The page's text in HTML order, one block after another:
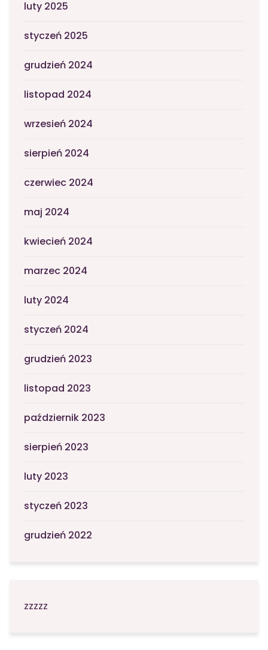
luty 2025
styczeń 2025
grudzień 2024
listopad 2024
wrzesień 2024
sierpień 2024
czerwiec 2024
maj 2024
kwiecień 2024
marzec 2024
luty 2024
styczeń 2024
grudzień 2023
listopad 2023
październik 2023
sierpień 2023
luty 2023
styczeń 2023
grudzień 2022
zzzzz